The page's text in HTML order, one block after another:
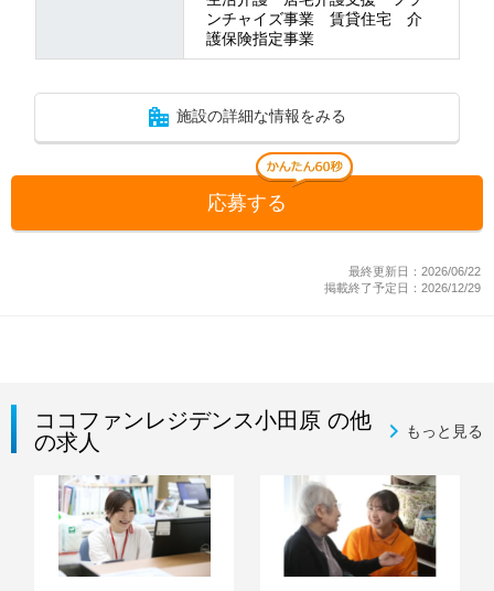
ンチャイズ事業 賃貸住宅 介
護保険指定事業
施設の詳細な情報をみる
応募する
最終更新日：2026/06/22
掲載終了予定日：2026/12/29
ココファンレジデンス小田原 の他
の求人
もっと見る